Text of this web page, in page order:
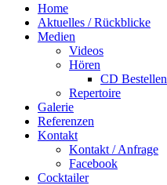
Home
Aktuelles / Rückblicke
Medien
Videos
Hören
CD Bestellen
Repertoire
Galerie
Referenzen
Kontakt
Kontakt / Anfrage
Facebook
Cocktailer